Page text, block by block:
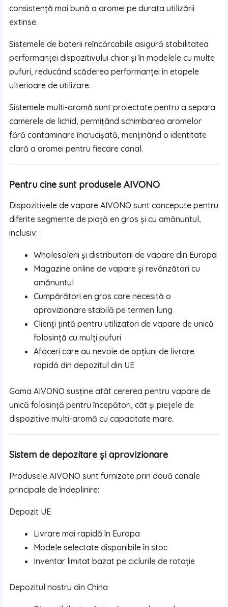
consistență mai bună a aromei pe durata utilizării
extinse.
Sistemele de baterii reîncărcabile asigură stabilitatea
performanței dispozitivului chiar și în modelele cu multe
pufuri, reducând scăderea performanței în etapele
ulterioare de utilizare.
Sistemele multi-aromă sunt proiectate pentru a separa
camerele de lichid, permițând schimbarea aromelor
fără contaminare încrucișată, menținând o identitate
clară a aromei pentru fiecare canal.
Pentru cine sunt produsele AIVONO
Dispozitivele de vapare AIVONO sunt concepute pentru
diferite segmente de piață en gros și cu amănuntul,
inclusiv:
Wholesalerii și distribuitorii de vapare din Europa
Magazine online de vapare și revânzători cu
amănuntul
Cumpărători en gros care necesită o
aprovizionare stabilă pe termen lung
Clienți țintă pentru utilizatori de vapare de unică
folosință cu mulți pufuri
Afaceri care au nevoie de opțiuni de livrare
rapidă din depozitul din UE
Gama AIVONO susține atât cererea pentru vapare de
unică folosință pentru începători, cât și piețele de
dispozitive multi-aromă cu capacitate mare.
Sistem de depozitare și aprovizionare
Produsele AIVONO sunt furnizate prin două canale
principale de îndeplinire:
Depozit UE
Livrare mai rapidă în Europa
Modele selectate disponibile în stoc
Inventar limitat bazat pe ciclurile de rotație
Depozitul nostru din China